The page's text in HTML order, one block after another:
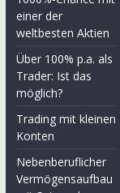
einer der
weltbesten Aktien
Über 100% p.a. als
Trader: Ist das
möglich?
Trading mit kleinen
Konten
Nebenberuflicher
Vermögensaufbau